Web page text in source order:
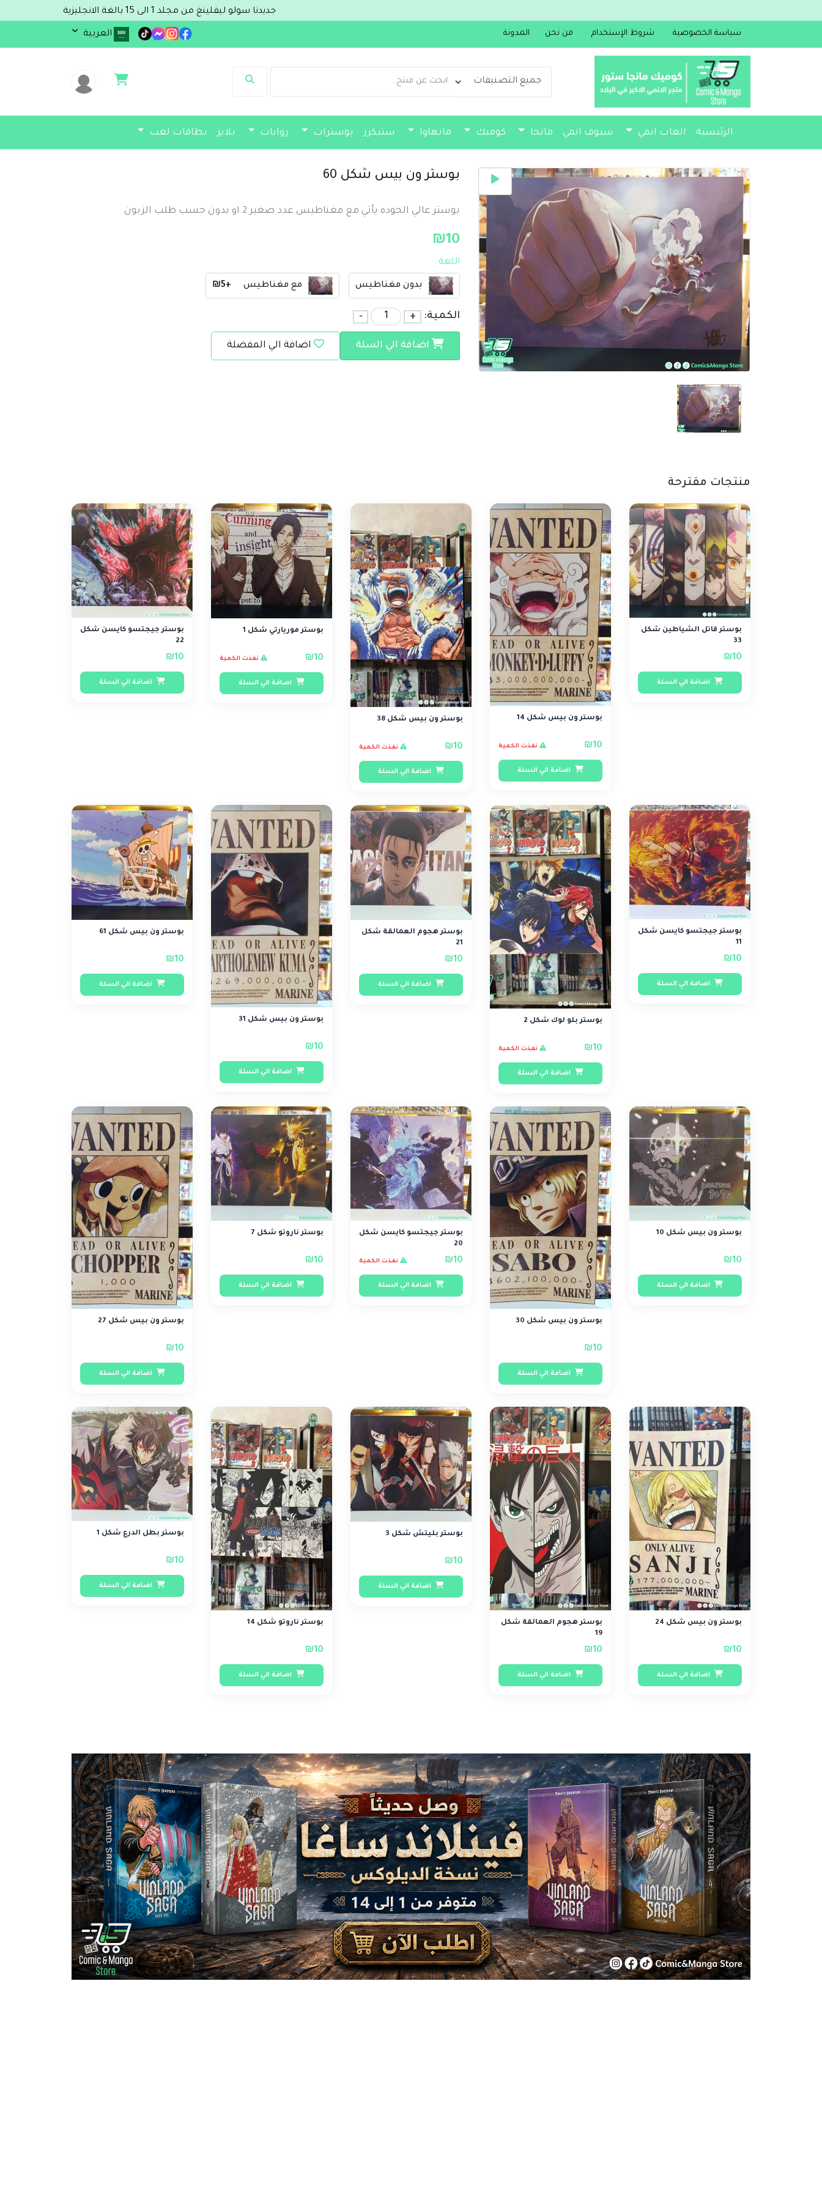
جديدنا سولو ليفلينغ من مجلد 1 الى 15 بالغة الانجليزية
سياسة الخصوصية شروط الإستخدام من نحن المدونة العربية
الرئيسية العاب انمي سيوف انمي مانجا كوميك مانهاوا ستيكرز بوسترات روايات بلايز بطاقات لعب
بوستر ون بيس شكل 60
بوستر عالي الجوده يأتي مع مغناطيس عدد صغير 2 او بدون حسب طلب الزبون
₪10
اللغة
بدون مغناطيس مع مغناطيس +₪5
الكمية: +
-
اضافة الي السلة اضافة الي المفضلة
منتجات مقترحة
بوستر قاتل الشياطين شكل
33
₪10
اضافة الي السلة
بوستر ون بيس شكل 14
₪10 نفذت الكمية
اضافة الي السلة
بوستر ون بيس شكل 38
₪10 نفذت الكمية
اضافة الي السلة
بوستر موريارتي شكل 1
₪10 نفذت الكمية
اضافة الي السلة
بوستر جيجتسو كايسن شكل
22
₪10
اضافة الي السلة
بوستر جيجتسو كايسن شكل
11
₪10
اضافة الي السلة
بوستر بلو لوك شكل 2
₪10 نفذت الكمية
اضافة الي السلة
بوستر هجوم العمالقة شكل
21
₪10
اضافة الي السلة
بوستر ون بيس شكل 31
₪10
اضافة الي السلة
بوستر ون بيس شكل 61
₪10
اضافة الي السلة
بوستر ون بيس شكل 10
₪10
اضافة الي السلة
بوستر ون بيس شكل 30
₪10
اضافة الي السلة
بوستر جيجتسو كايسن شكل
20
₪10 نفذت الكمية
اضافة الي السلة
بوستر ناروتو شكل 7
₪10
اضافة الي السلة
بوستر ون بيس شكل 27
₪10
اضافة الي السلة
بوستر ون بيس شكل 24
₪10
اضافة الي السلة
بوستر هجوم العمالقة شكل
19
₪10
اضافة الي السلة
بوستر بليتش شكل 3
₪10
اضافة الي السلة
بوستر ناروتو شكل 14
₪10
اضافة الي السلة
بوستر بطل الدرع شكل 1
₪10
اضافة الي السلة